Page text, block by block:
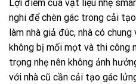
Lợi điểm của vật liệu nhẹ
nghi để chèn gác trong cải
làm nhà giả đúc, nhà có
không bị mối mọt và thi công
trọng nhẹ nên không ảnh
với nhà cũ cần cải tạo gác